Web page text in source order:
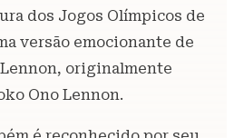
dos Jogos Olímpicos de
versão emocionante de
originalmente
Ono Lennon.